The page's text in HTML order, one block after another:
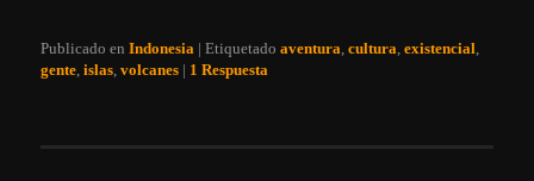
Publicado en Indonesia |Etiquetado aventura ,cultura ,existencial
gente ,islas ,volcanes | 1 Respuesta